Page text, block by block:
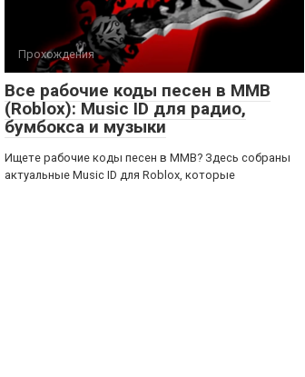
Прохождения
Все рабочие коды песен в ММВ
(Roblox): Music ID для радио,
бумбокса и музыки
Ищете рабочие коды песен в ММВ? Здесь собраны
актуальные Music ID для Roblox, которые